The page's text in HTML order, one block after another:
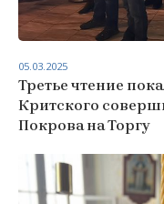
Третье чтение
Критского
Покрова на Торгу
05.03.2025